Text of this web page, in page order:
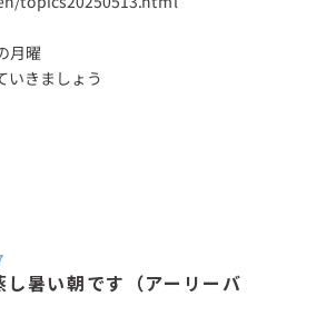
月曜
いきましょう
し暑い朝です（アーリーバ